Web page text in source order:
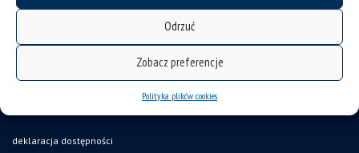
Odrzuć
Zobacz preferencje
Polityka plików cookies
deklaracja dostępności